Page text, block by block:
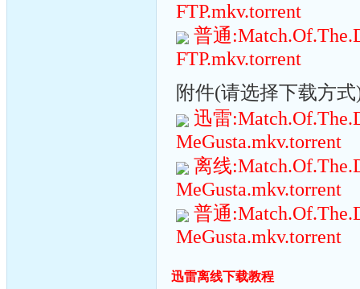
FTP.mkv.torrent
普通
FTP.mkv.torrent
附件(请选择下载方
迅雷
MeGusta.mkv.torrent
离线
MeGusta.mkv.torrent
普通
MeGusta.mkv.torrent
迅雷离线下载教程